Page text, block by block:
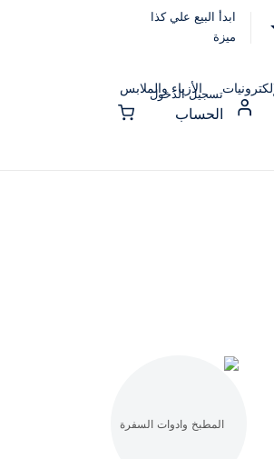
ابدأ البيع علي كذا
ميزة
الأزياء والملابس
تسجيل الدخول
الحساب